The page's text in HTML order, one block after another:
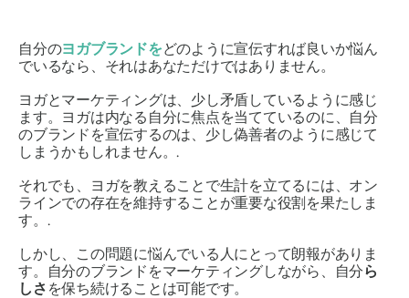
自分のヨガブランドをどのように宣伝すれば良いか悩ん
でいるなら、それはあなただけではありません。
ヨガとマーケティングは、少し矛盾しているように感じ
ます。ヨガは内なる自分に焦点を当てているのに、自分
のブランドを宣伝するのは、少し偽善者のように感じて
しまうかもしれません。.
それでも、ヨガを教えることで生計を立てるには、オン
ラインでの存在を維持することが重要な役割を果たしま
す。.
しかし、この問題に悩んでいる人にとって朗報がありま
す。自分のブランドをマーケティングしながら、自分ら
し さ を保ち続けることは可能です。